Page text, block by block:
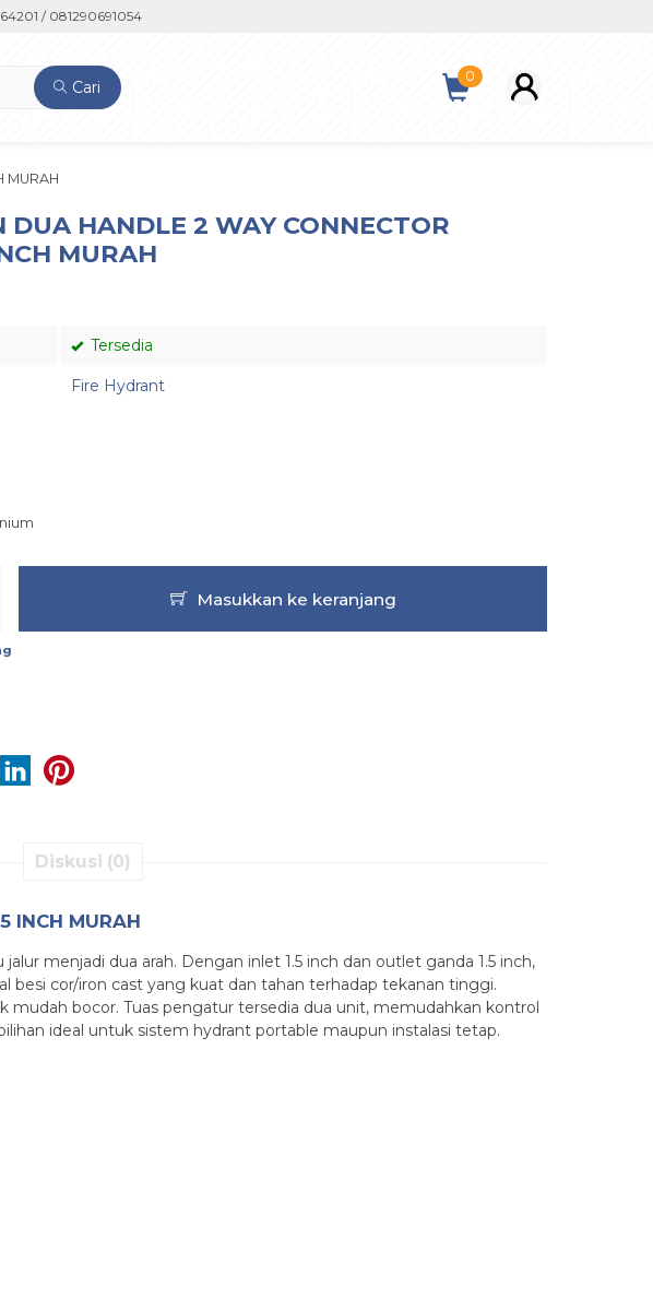
/ 081290691054
Cari
0
MURAH
DUA HANDLE 2 WAY CONNECTOR
MURAH
Tersedia
Fire Hydrant
Masukkan ke keranjang
Diskusi (0)
INCH MURAH
menjadi dua arah. Dengan inlet 1.5 inch dan outlet ganda 1.5 inch,
besi cor/iron cast yang kuat dan tahan terhadap tekanan tinggi.
bocor. Tuas pengatur tersedia dua unit, memudahkan kontrol
ideal untuk sistem hydrant portable maupun instalasi tetap.